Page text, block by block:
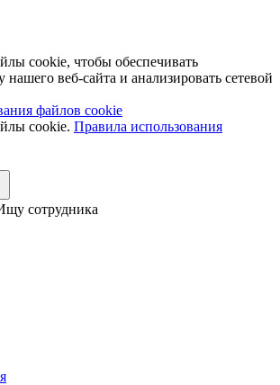
cookie, чтобы обеспечивать
веб-сайта и анализировать сетевой
файлов cookie
cookie. Правила использования
сотрудника